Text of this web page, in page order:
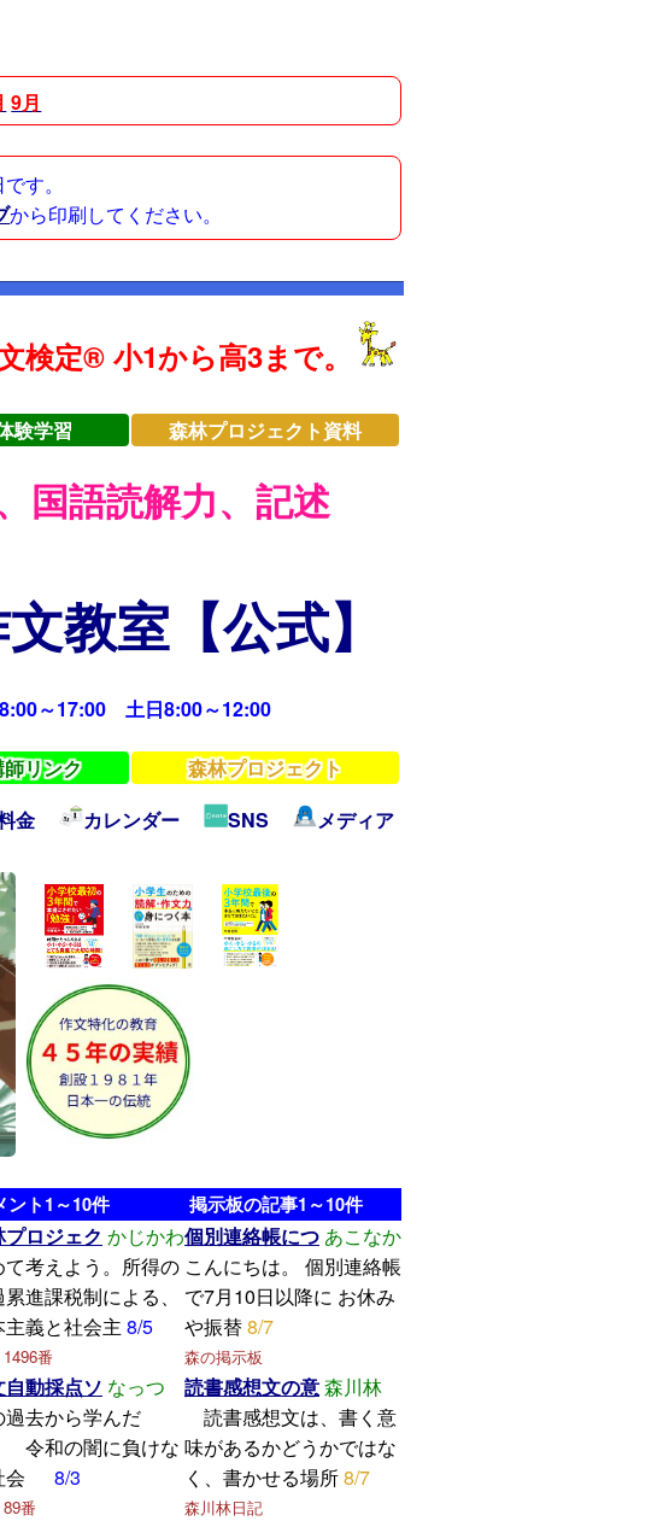
9月
す。
から印刷してください。
検定® 小1から高3まで。
験学習 森林プロジェクト資料
国語読解力、記述
教室【公式】
～17:00 土日8:00～12:00
リンク
森林プロジェクト
金 カレンダー SNS メディア
ント1～10件
プロジェク かじかわ
て考えよう。所得の
進課税制による、
主義と社会主 8/5
番
自動採点ソ なっつ
過去から学んだ
和の闇に負けな
会
8/3
番
掲示板の記事1～10件
個別連絡帳につ あこなか
こんにちは。 個別連絡帳
で7月10日以降に お休み
や振替8/7
森の掲示板
読書感想文の意森川林
読書感想文は、書く意
味があるかどうかではな
く、書かせる場所8/7
森川林日記